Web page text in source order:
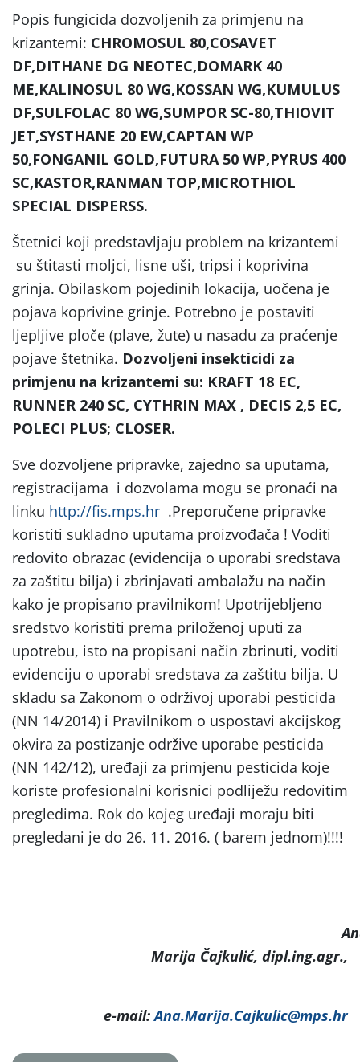
Popis fungicida dozvoljenih za primjenu na
krizantemi: CHROMOSUL 80,COSAVET
DF,DITHANE DG NEOTEC,DOMARK 40
ME,KALINOSUL 80 WG,KOSSAN WG,KUMULUS
DF,SULFOLAC 80 WG,SUMPOR SC-80,THIOVIT
JET,SYSTHANE 20 EW,CAPTAN WP
50,FONGANIL GOLD,FUTURA 50 WP,PYRUS 400
SC,KASTOR,RANMAN TOP,MICROTHIOL
SPECIAL DISPERSS.
Štetnici koji predstavljaju problem na krizantemi
su štitasti moljci, lisne uši, tripsi i koprivina
grinja. Obilaskom pojedinih lokacija, uočena je
pojava koprivine grinje. Potrebno je postaviti
ljepljive ploče (plave, žute) u nasadu za praćenje
pojave štetnika. Dozvoljeni insekticidi za
primjenu na krizantemi su: KRAFT 18 EC,
RUNNER 240 SC, CYTHRIN MAX , DECIS 2,5 EC,
POLECI PLUS; CLOSER.
Sve dozvoljene pripravke, zajedno sa uputama,
registracijama i dozvolama mogu se pronaći na
linku http://fis.mps.hr .Preporučene pripravke
koristiti sukladno uputama proizvođača ! Voditi
redovito obrazac (evidencija o uporabi sredstava
za zaštitu bilja) i zbrinjavati ambalažu na način
kako je propisano pravilnikom! Upotrijebljeno
sredstvo koristiti prema priloženoj uputi za
upotrebu, isto na propisani način zbrinuti, voditi
evidenciju o uporabi sredstava za zaštitu bilja. U
skladu sa Zakonom o održivoj uporabi pesticida
(NN 14/2014) i Pravilnikom o uspostavi akcijskog
okvira za postizanje održive uporabe pesticida
(NN 142/12), uređaji za primjenu pesticida koje
koriste profesionalni korisnici podliježu redovitim
pregledima. Rok do kojeg uređaji moraju biti
pregledani je do 26. 11. 2016. ( barem jednom)!!!!
Marija Čajkulić, dipl.ing.agr.,
e-mail:Ana.Marija.Cajkulic@mps.hr